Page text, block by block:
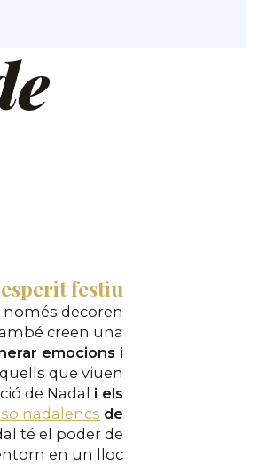
festiu
decoren
creen una
emocions i
que viuen
de Nadal i els
nadalencs de
té el poder de
en un lloc